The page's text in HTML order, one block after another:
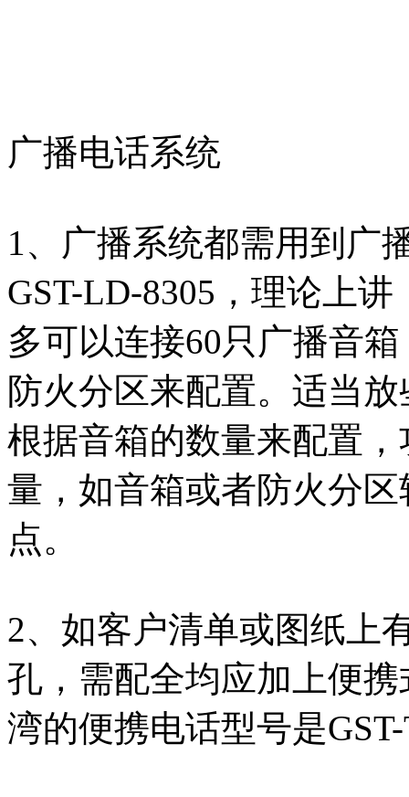
广播电话系统
1、广播系统都需用到广
GST-LD-8305，理论上
多可以连接60只广播音
防火分区来配置。适当
根据音箱的数量来配置
量，如音箱或者防火分
点。
2、如客户清单或图纸上
孔，需配全均应加上便
湾的便携电话型号是